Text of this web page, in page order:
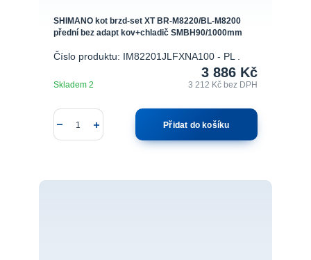
SHIMANO kot brzd-set XT BR-M8220/BL-M8200
přední bez adapt kov+chladič SMBH90/1000mm
Číslo produktu: IM82201JLFXNA100 - PL .
3 886 Kč
3 212 Kčbez DPH
Skladem 2
Přidat do košíku